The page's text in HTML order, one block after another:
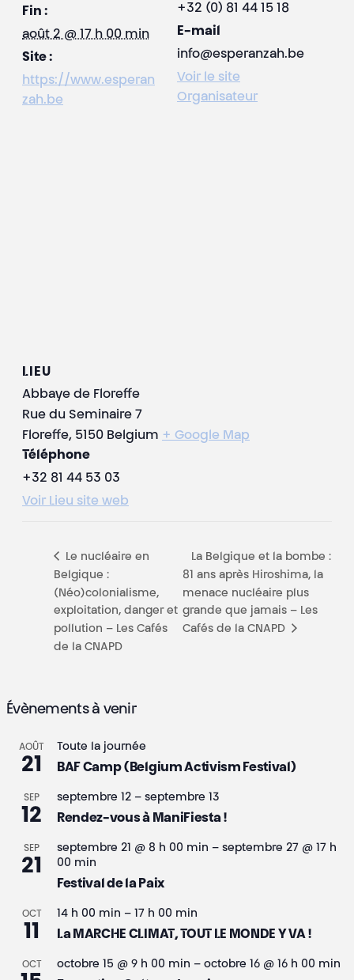
Fin :
août 2 @ 17 h 00 min
Site :
https://www.esperan
zah.be
+32 (0) 81 44 15 18
E-mail
info@esperanzah.be
Voir le site
Organisateur
LIEU
Abbaye de Floreffe
Rue du Seminaire 7
Floreffe, 5150 Belgium + Google Map
Téléphone
+32 81 44 53 03
Voir Lieu site web
Le nucléaire en
Belgique :
(Néo)colonialisme,
exploitation, danger et
pollution – Les Cafés
de la CNAPD
La Belgique et la bombe :
81 ans après Hiroshima, la
menace nucléaire plus
grande que jamais – Les
Cafés de la CNAPD
Évènements à venir
AOÛT
21
Toute la journée
BAF Camp (Belgium Activism Festival)
SEP
12
septembre 12 – septembre 13
Rendez-vous à ManiFiesta !
SEP
21
septembre 21 @ 8 h 00 min – septembre 27 @ 17 h
00 min
Festival de la Paix
OCT
11
14 h 00 min – 17 h 00 min
La MARCHE CLIMAT, TOUT LE MONDE Y VA !
OCT octobre 15 @ 9 h 00 min – octobre 16 @ 16 h 00 min